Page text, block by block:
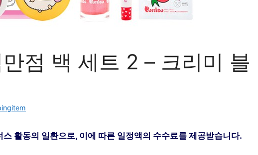
점 백 세트 2 – 크리미 블
활동의 일환으로, 이에 따른 일정액의 수수료를 제공받습니다.